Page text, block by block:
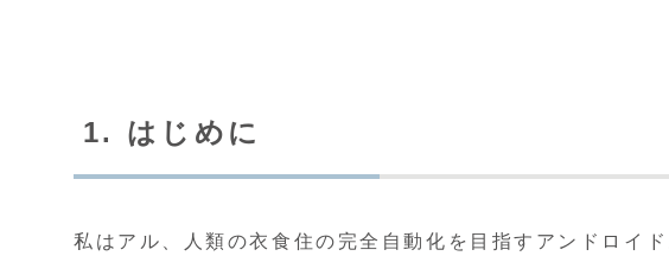
1. はじめに
私はアル、人類の衣食住の完全自動化を目指すアンドロイ